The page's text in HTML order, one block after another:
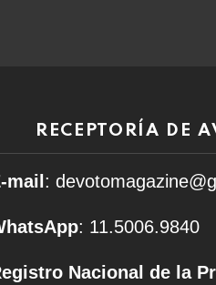
RECEPTORÍA DE
mail :
: 11.5006.9840
Nacional de la